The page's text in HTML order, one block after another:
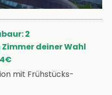
2
deiner Wahl
mit Frühstücks-